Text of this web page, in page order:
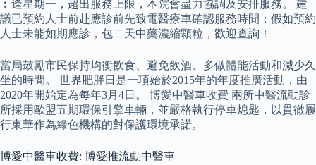
︰逢星期一，超出服務上限，本院會盡力協調及安排服務。 建
議已預約人士前赴應診前先致電醫療車確認服務時間；假如預約
人士未能如期應診，包二天中藥濃縮顆粒，歡迎查詢！
當局鼓勵市民保持均衡飲食、避免飲酒、多做體能活動和減少久
坐的時間。 世界肥胖日是一項始於2015年的年度推廣活動，由
2020年開始定為每年3月4日。 博愛中醫車收費 兩所中醫流動診
所採用歐盟五期環保引擎車輛，並嚴格執行停車熄匙，以貫徹履
行東華作為綠色機構的對保護環境承諾。
博愛中醫車收費: 博愛推流動中醫車